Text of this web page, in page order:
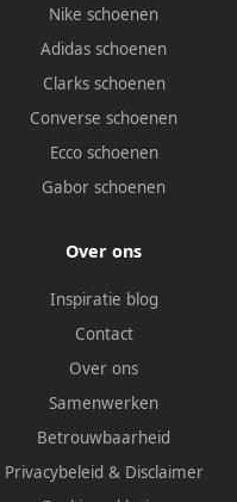
Nike schoenen
Adidas schoenen
Clarks schoenen
Converse schoenen
Ecco schoenen
Gabor schoenen
Over ons
Inspiratie blog
Contact
Over ons
Samenwerken
Betrouwbaarheid
Privacybeleid & Disclaimer